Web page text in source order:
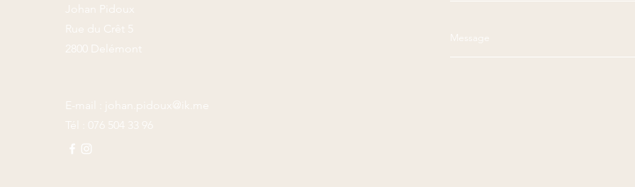
Johan Pidoux
Rue du Crêt 5
2800 Delémont
E-mail :
johan.pidoux@ik.me
Tél : 076 504 33 96